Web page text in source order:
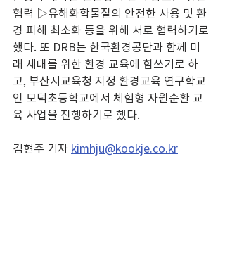
협력 ▷유해화학물질의 안전한 사용 및 환
경 피해 최소화 등을 위해 서로 협력하기로
했다. 또 DRB는 한국환경공단과 함께 미
래 세대를 위한 환경 교육에 힘쓰기로 하
고, 부산시교육청 지정 환경교육 연구학교
인 모덕초등학교에서 체험형 자원순환 교
육 사업을 진행하기로 했다.
김현주 기자 kimhju@kookje.co.kr